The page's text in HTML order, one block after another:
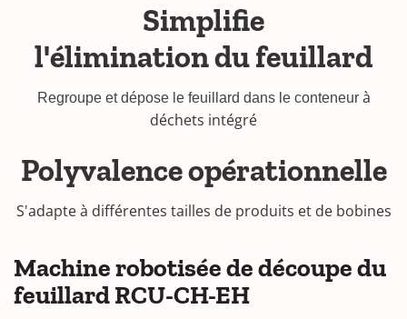
Simplifie
l'élimination du feuillard
Regroupe et dépose le feuillard dans le conteneurà
déchets intégré
Polyvalence opérationnelle
S'adapte à différentes tailles de produits et de bobines
Machine robotisée de découpe du
feuillard RCU-CH-EH